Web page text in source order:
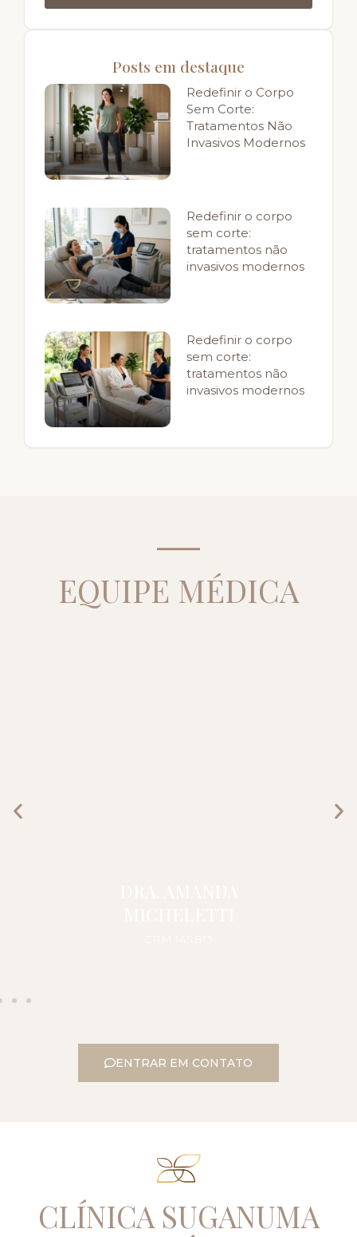
Posts em destaque
Redefinir o Corpo
Sem Corte:
Tratamentos Não
Invasivos Modernos
Redefinir o corpo
sem corte:
tratamentos não
invasivos modernos
Redefinir o corpo
sem corte:
tratamentos não
invasivos modernos
EQUIPE MÉDICA
ENTRAR EM CONTATO
CLÍNICA SUGANUMA